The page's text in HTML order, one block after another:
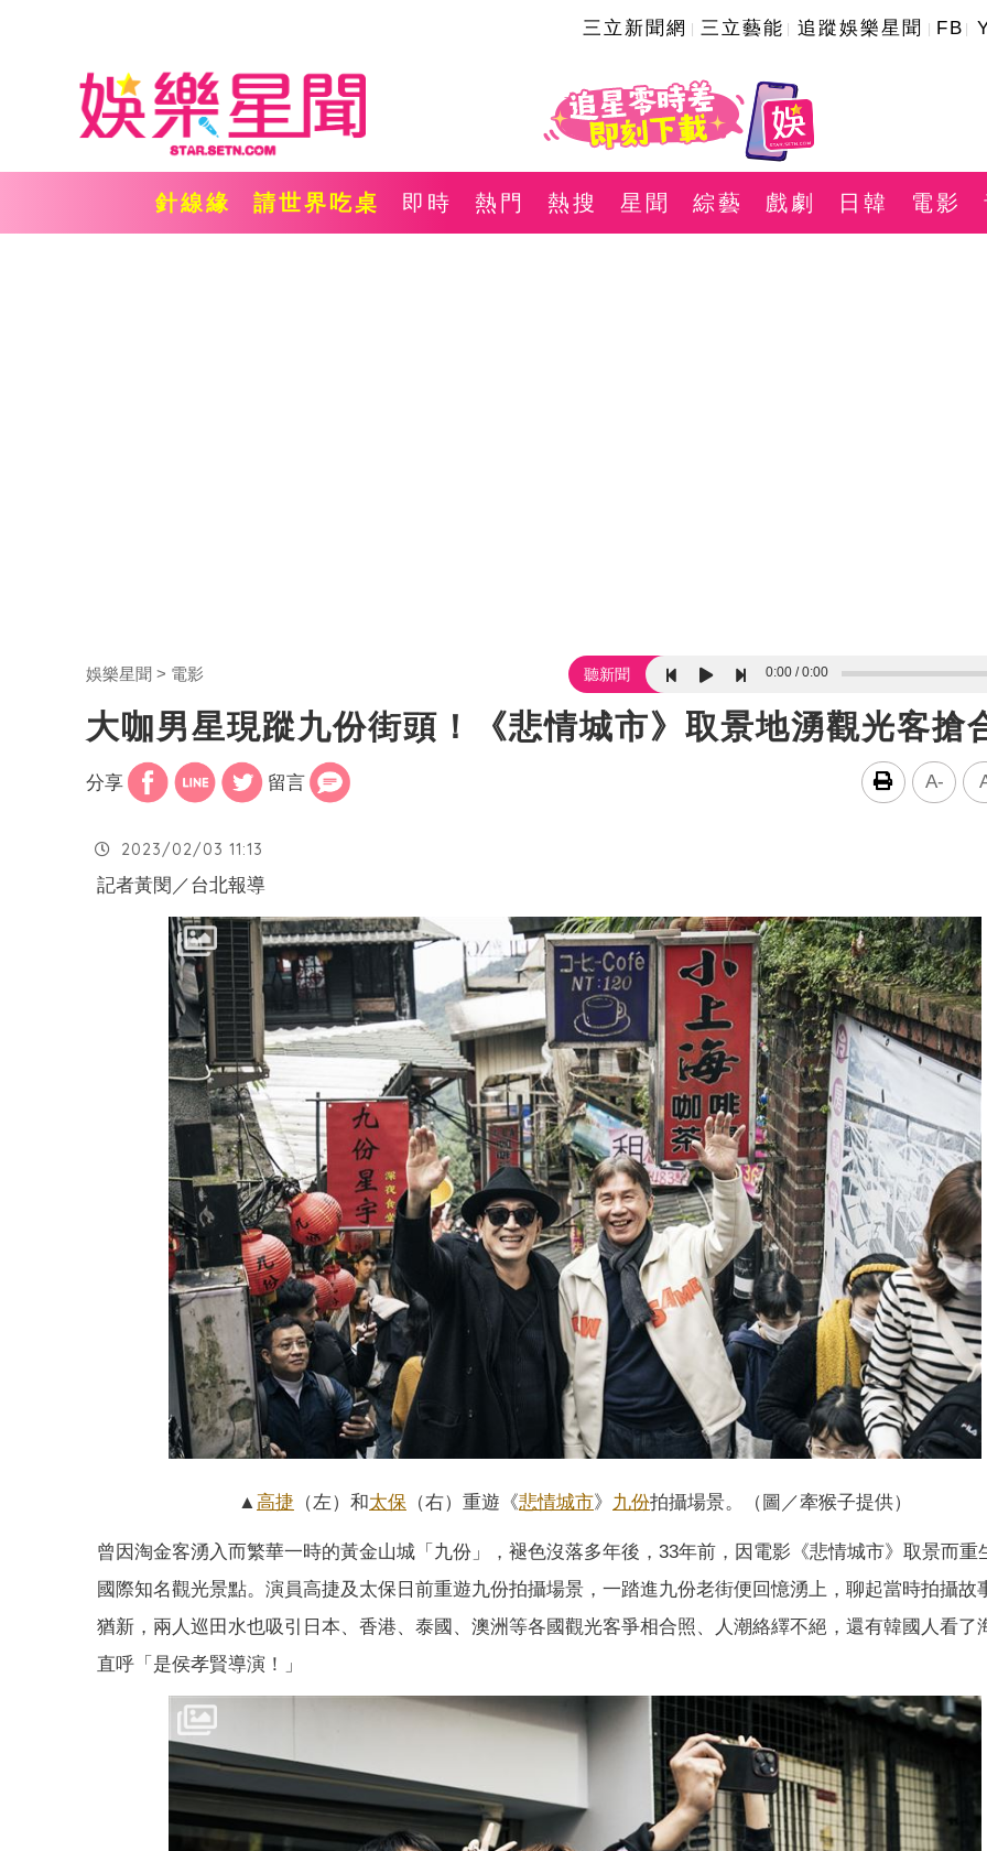
三立新聞網 三立藝能 追蹤娛樂星聞 FB
針線緣 請世界吃桌 即時 熱門 熱搜 星聞 綜藝 戲劇 日韓 電影
娛樂星聞 電影 聽新聞 0:00 0:00
大咖男星現蹤九份街頭！《悲情城市》取景地湧觀光客搶
分享 留言 A-
2023/02/03 11:13
記者黃閔／台北報導
▲ 高捷 （左）和太保 （右）重遊《悲情城市》 九份拍攝場景。（圖／牽猴子提供）
曾因淘金客湧入而繁華一時的黃金山城「九份」，褪色沒落多年後，33年前，因電影《悲情城市》取景而重
國際知名觀光景點。演員高捷及太保日前重遊九份拍攝場景，一踏進九份老街便回憶湧上，聊起當時拍攝故
猶新，兩人巡田水也吸引日本、香港、泰國、澳洲等各國觀光客爭相合照、人潮絡繹不絕，還有韓國人看了
直呼「是侯孝賢導演！」